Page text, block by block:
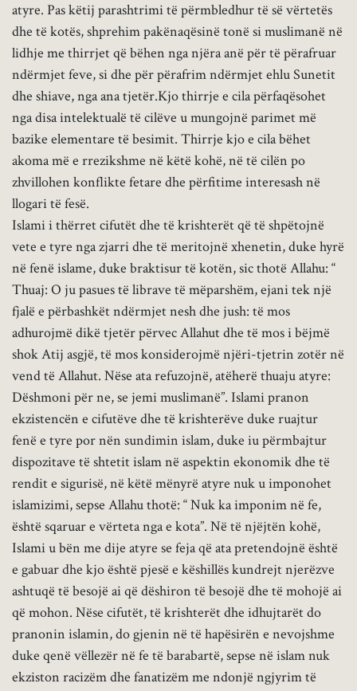
atyre. Pas këtij parashtrimi të përmbledhur të së vërtetës
dhe të kotës, shprehim pakënaqësinë tonë si muslimanë në
lidhje me thirrjet që bëhen nga njëra anë për të përafruar
ndërmjet feve, si dhe për përafrim ndërmjet ehlu Sunetit
dhe shiave, nga ana tjetër.Kjo thirrje e cila përfaqësohet
nga disa intelektualë të cilëve u mungojnë parimet më
bazike elementare të besimit. Thirrje kjo e cila bëhet
akoma më e rrezikshme në këtë kohë, në të cilën po
zhvillohen konflikte fetare dhe përfitime interesash në
llogari të fesë.
Islami i thërret cifutët dhe të krishterët që të shpëtojnë
vete e tyre nga zjarri dhe të meritojnë xhenetin, duke hyrë
në fenë islame, duke braktisur të kotën, sic thotë Allahu: “
Thuaj: O ju pasues të librave të mëparshëm, ejani tek një
fjalë e përbashkët ndërmjet nesh dhe jush: të mos
adhurojmë dikë tjetër përvec Allahut dhe të mos i bëjmë
shok Atij asgjë, të mos konsiderojmë njëri-tjetrin zotër në
vend të Allahut. Nëse ata refuzojnë, atëherë thuaju atyre:
Dëshmoni për ne, se jemi muslimanë”. Islami pranon
ekzistencën e cifutëve dhe të krishterëve duke ruajtur
fenë e tyre por nën sundimin islam, duke iu përmbajtur
dispozitave të shtetit islam në aspektin ekonomik dhe të
rendit e sigurisë, në këtë mënyrë atyre nuk u imponohet
islamizimi, sepse Allahu thotë: “ Nuk ka imponim në fe,
është sqaruar e vërteta nga e kota”. Në të njëjtën kohë,
Islami u bën me dije atyre se feja që ata pretendojnë është
e gabuar dhe kjo është pjesë e këshillës kundrejt njerëzve
ashtuqë të besojë ai që dëshiron të besojë dhe të mohojë ai
që mohon. Nëse cifutët, të krishterët dhe idhujtarët do
pranonin islamin, do gjenin në të hapësirën e nevojshme
duke qenë vëllezër në fe të barabartë, sepse në islam nuk
ekziston racizëm dhe fanatizëm me ndonjë ngjyrim të